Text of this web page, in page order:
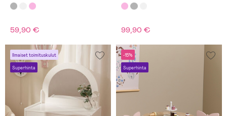
59,90 € 99,90 €
Ilmaiset toimituskulut
Superhinta
-15%
Superhinta